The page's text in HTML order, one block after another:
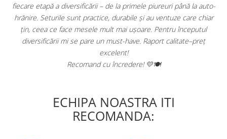
fiecare etapă a diversificării – de la primele piureuri până la auto-
hrănire. Seturile sunt practice, durabile și au ventuze care chiar
țin, ceea ce face mesele mult mai ușoare. Pentru începutul
diversificării mi se pare un must-have. Raport calitate–preț
excelent!
Recomand cu încredere! 💛🍽️
ECHIPA NOASTRA ITI
RECOMANDA: